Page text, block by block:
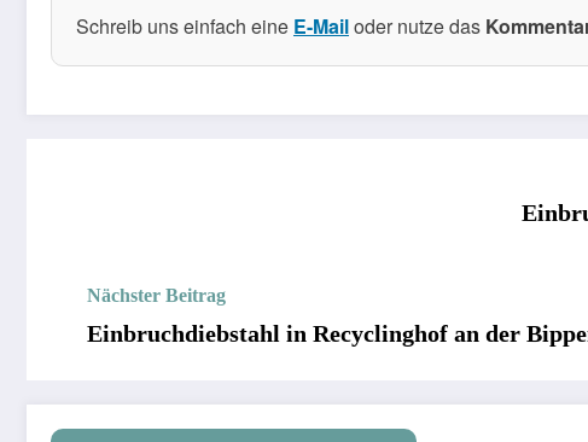
Schreib uns einfach eine E-Mailoder nutze das
Nächster Beitrag
Einbruchdiebstahl in Recyclinghof an der